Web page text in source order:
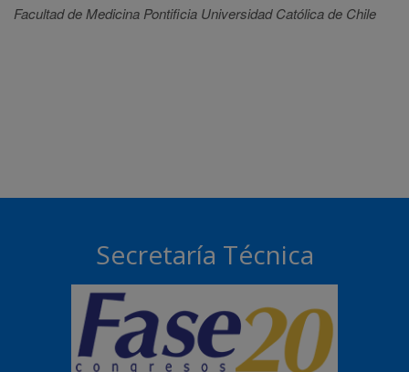
Facultad de Medicina Pontificia Universidad Católica de Chile
Secretaría Técnica